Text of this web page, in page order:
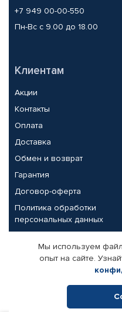
+7 949 00-00-550
Пн-Вс с 9.00 до 18.00
Клиентам
Акции
Контакты
Оплата
Доставка
Обмен и возврат
Гарантия
Договор-оферта
Политика обработки
персональных данных
Партнерам
Корпоративным клиентам
Поставщикам
Мы используем
опыт на сайте.